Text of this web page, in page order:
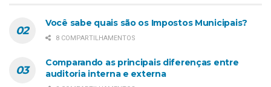
Você sabe quais são os Impostos Municipais?
8 COMPARTILHAMENTOS
Comparando as principais diferenças entre
auditoria interna e externa